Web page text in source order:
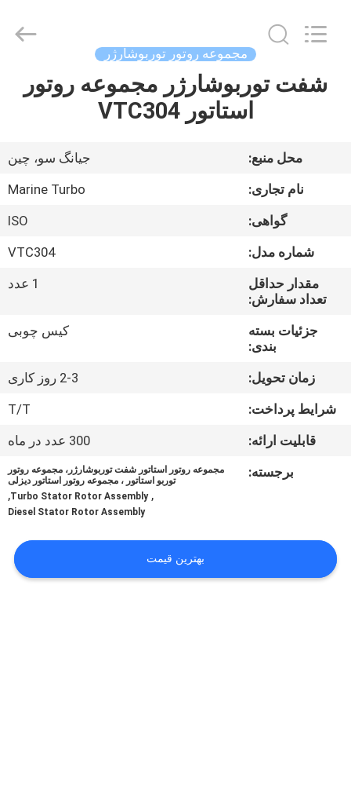
خانه
دربارهی
کارخانه
کنترل
کیفیت
تماس
نقل قول
Service.
مجموعه روتور توربوشارژر
شفت توربوشارژر مجموعه روتور
استاتور VTC304
محل منبع:
جیانگ سو، چین
نام تجاری:
Marine Turbo
گواهی:
ISO
شماره مدل:
VTC304
مقدار حداقل
تعداد سفارش:
1 عدد
جزئیات بسته
بندی:
کیس چوبی
زمان تحویل:
2-3 روز کاری
شرایط پرداخت:
T/T
قابلیت ارائه:
300 عدد در ماه
برجسته:
مجموعه روتور استاتور شفت توربوشارژر، مجموعه روتور
توربو استاتور ، مجموعه روتور استاتور دیزلی
,
Turbo Stator Rotor Assembly
,
Diesel Stator Rotor Assembly
بهترین قیمت